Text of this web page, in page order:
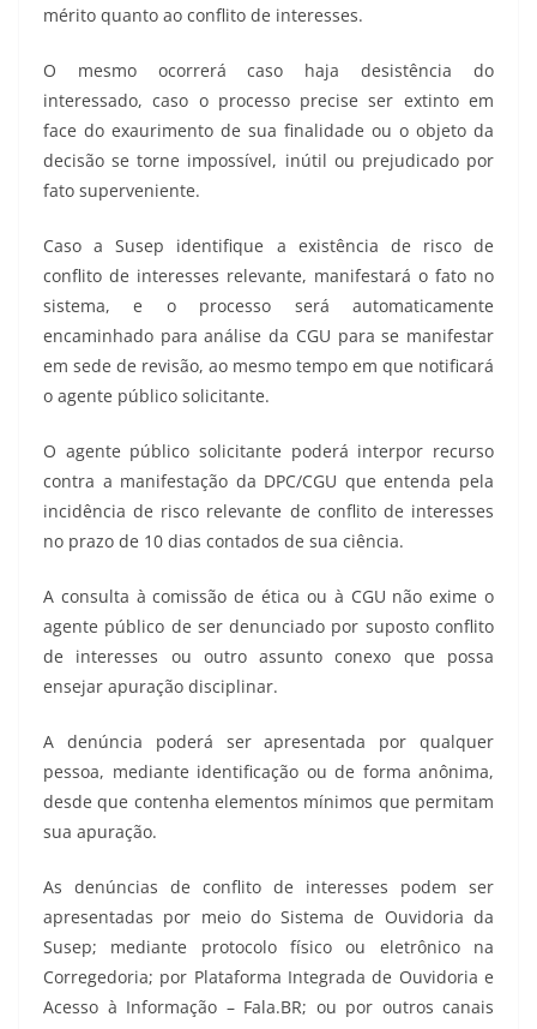
mérito quanto ao conflito de interesses.
O mesmo ocorrerá caso haja desistência do
interessado, caso o processo precise ser extinto em
face do exaurimento de sua finalidade ou o objeto da
decisão se torne impossível, inútil ou prejudicado por
fato superveniente.
Caso a Susep identifique a existência de risco de
conflito de interesses relevante, manifestará o fato no
sistema, e o processo será automaticamente
encaminhado para análise da CGU para se manifestar
em sede de revisão, ao mesmo tempo em que notificará
o agente público solicitante.
O agente público solicitante poderá interpor recurso
contra a manifestação da DPC/CGU que entenda pela
incidência de risco relevante de conflito de interesses
no prazo de 10 dias contados de sua ciência.
A consulta à comissão de ética ou à CGU não exime o
agente público de ser denunciado por suposto conflito
de interesses ou outro assunto conexo que possa
ensejar apuração disciplinar.
A denúncia poderá ser apresentada por qualquer
pessoa, mediante identificação ou de forma anônima,
desde que contenha elementos mínimos que permitam
sua apuração.
As denúncias de conflito de interesses podem ser
apresentadas por meio do Sistema de Ouvidoria da
Susep; mediante protocolo físico ou eletrônico na
Corregedoria; por Plataforma Integrada de Ouvidoria e
Acesso à Informação – Fala.BR; ou por outros canais